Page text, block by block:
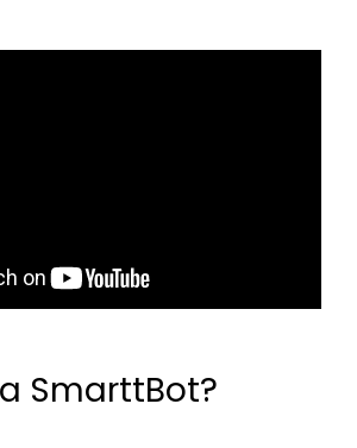
SmarttBot?